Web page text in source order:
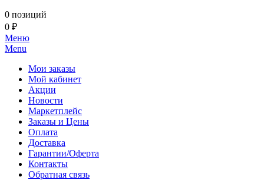
0 позиций
0 ₽
Меню
Menu
Мои заказы
Мой кабинет
Акции
Новости
Маркетплейс
Заказы и Цены
Оплата
Доставка
Гарантии/Оферта
Контакты
Обратная связь